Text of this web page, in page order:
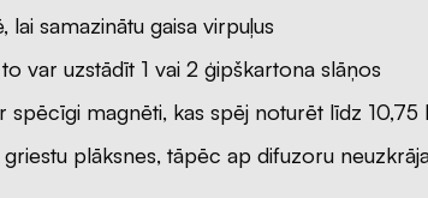
samazinātu gaisa virpuļus
var uzstādīt 1 vai 2 ģipškartona slāņos
spēcīgi magnēti, kas spēj noturēt līdz 10,75
plāksnes, tāpēc ap difuzoru